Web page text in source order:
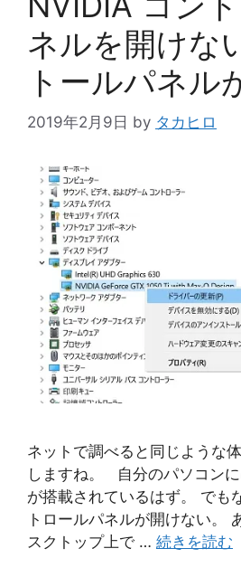
ネルを開けな
トールパネル
2019年2月9日 by タカヒロ
ネットで調べると同じような
しますね。 自分のパソコン
が搭載されているはず。 でも
トロールパネルが開けない。
スクトップ上で … 続きを読む